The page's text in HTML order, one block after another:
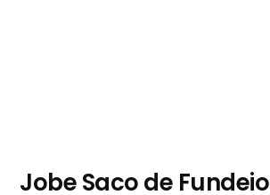
Jobe Saco de Fundeio